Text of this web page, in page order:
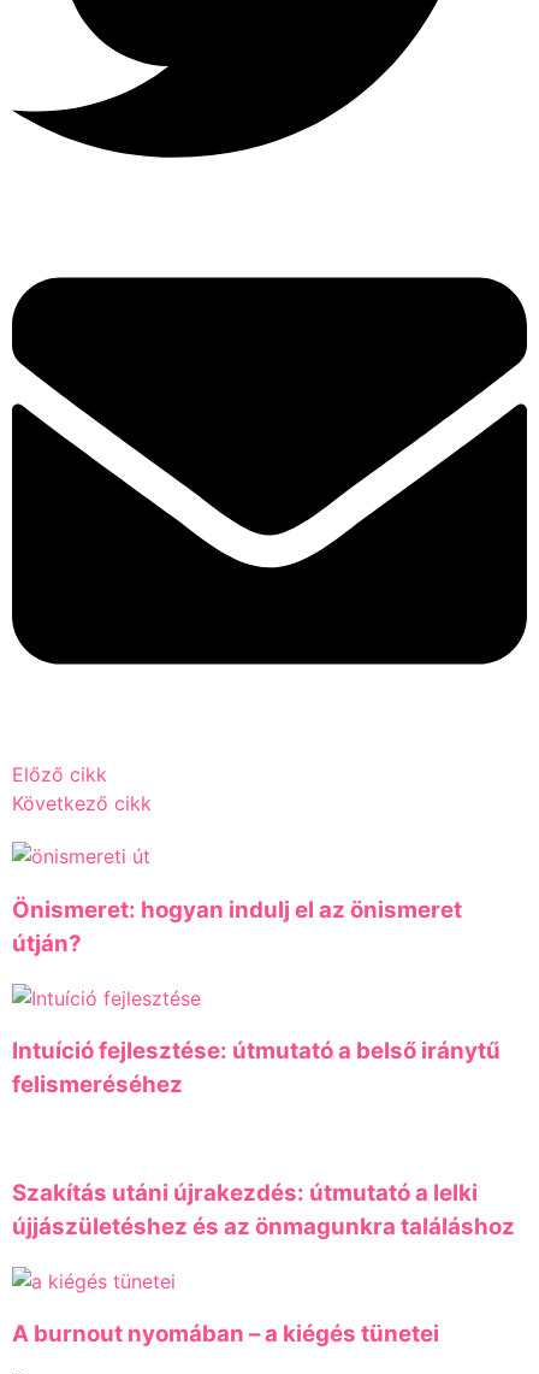
Előző cikk
Következő cikk
Önismeret: hogyan indulj el az önismeret
útján?
Intuíció fejlesztése: útmutató a belső iránytű
felismeréséhez
Szakítás utáni újrakezdés: útmutató a lelki
újjászületéshez és az önmagunkra találáshoz
A burnout nyomában – a kiégés tünetei